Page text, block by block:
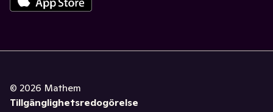
© 2026 Mathem
Tillgänglighetsredogörelse